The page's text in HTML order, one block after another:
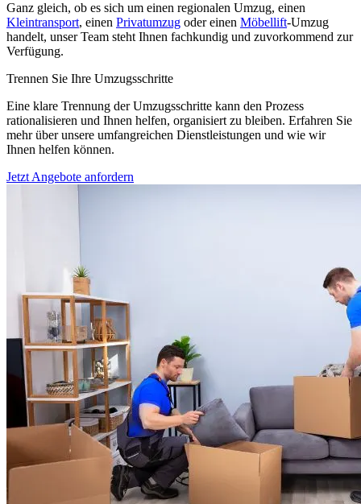
Ganz gleich, ob es sich um einen regionalen Umzug, einen
Kleintransport, einen Privatumzug oder einen Möbellift-Umzug
handelt, unser Team steht Ihnen fachkundig und zuvorkommend zur
Verfügung.
Trennen Sie Ihre Umzugsschritte
Eine klare Trennung der Umzugsschritte kann den Prozess
rationalisieren und Ihnen helfen, organisiert zu bleiben. Erfahren Sie
mehr über unsere umfangreichen Dienstleistungen und wie wir
Ihnen helfen können.
Jetzt Angebote anfordern